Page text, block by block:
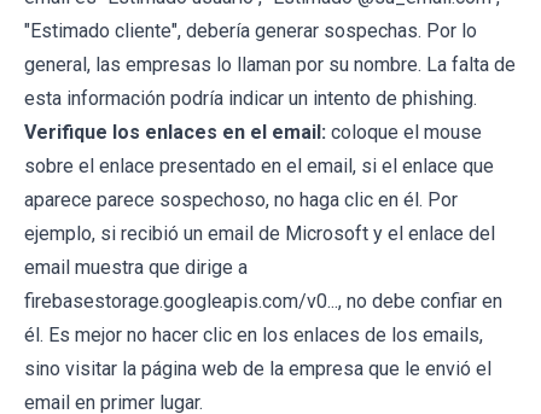
"Estimado cliente", debería generar sospechas. Por lo
general, las empresas lo llaman por su nombre. La falta de
esta información podría indicar un intento de phishing.
Verifique los enlaces en el email: coloque el mouse
sobre el enlace presentado en el email, si el enlace que
aparece parece sospechoso, no haga clic en él. Por
ejemplo, si recibió un email de Microsoft y el enlace del
email muestra que dirige a
firebasestorage.googleapis.com/v0..., no debe confiar en
él. Es mejor no hacer clic en los enlaces de los emails,
sino visitar la página web de la empresa que le envió el
email en primer lugar.